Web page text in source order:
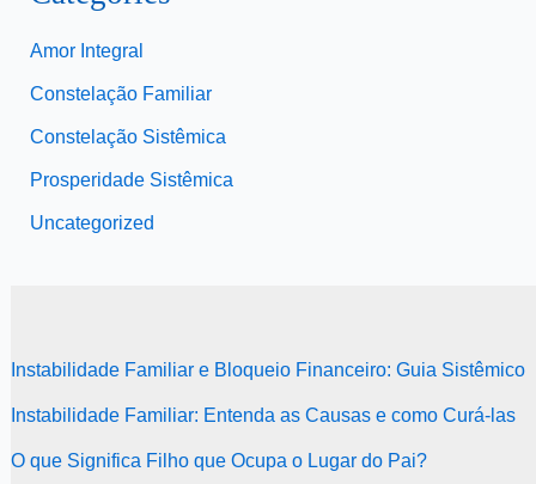
Amor Integral
Constelação Familiar
Constelação Sistêmica
Prosperidade Sistêmica
Uncategorized
Instabilidade Familiar e Bloqueio Financeiro: Guia Sistêmico
Instabilidade Familiar: Entenda as Causas e como Curá-las
O que Significa Filho que Ocupa o Lugar do Pai?